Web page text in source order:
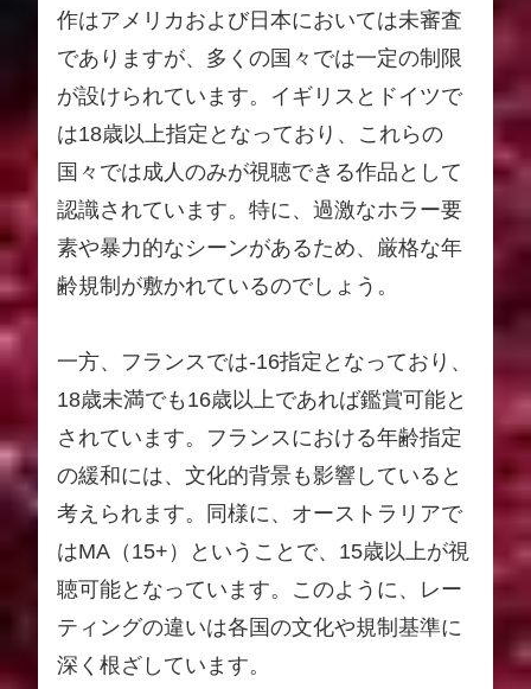
作はアメリカおよび日本においては未審査
でありますが、多くの国々では一定の制限
が設けられています。イギリスとドイツで
は18歳以上指定となっており、これらの
国々では成人のみが視聴できる作品として
認識されています。特に、過激なホラー要
素や暴力的なシーンがあるため、厳格な年
齢規制が敷かれているのでしょう。
一方、フランスでは-16指定となっており、
18歳未満でも16歳以上であれば鑑賞可能と
されています。フランスにおける年齢指定
の緩和には、文化的背景も影響していると
考えられます。同様に、オーストラリアで
はMA（15+）ということで、15歳以上が視
聴可能となっています。このように、レー
ティングの違いは各国の文化や規制基準に
深く根ざしています。